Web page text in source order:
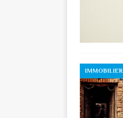
IMMOBILIER